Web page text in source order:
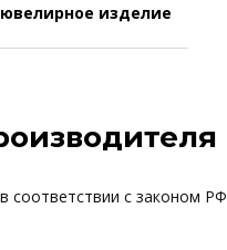
изделие
соответствии с законом